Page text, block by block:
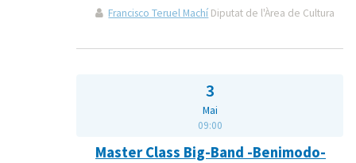
Francisco Teruel Machí Diputat de l'Àrea de Cultura
3
Mai
09:00
Master Class Big-Band -Benimodo-